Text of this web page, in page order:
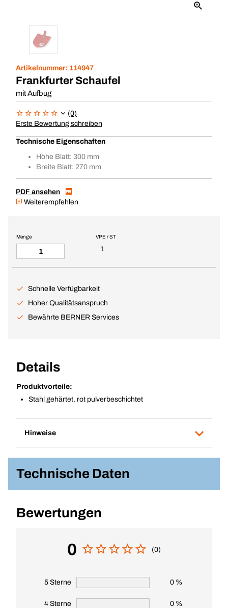
Artikelnummer: 114947
Frankfurter Schaufel
mit Aufbug
(0)
Erste Bewertung schreiben
Technische Eigenschaften
Höhe Blatt: 300 mm
Breite Blatt: 270 mm
PDF ansehen
Weiterempfehlen
VPE / ST
1
Menge
Schnelle Verfügbarkeit
Hoher Qualitätsanspruch
Bewährte BERNER Services
Details
Produktvorteile:
Stahl gehärtet, rot pulverbeschichtet
Hinweise
Technische Daten
Bewertungen
0 (0)
5 Sterne 0 %
4 Sterne 0 %